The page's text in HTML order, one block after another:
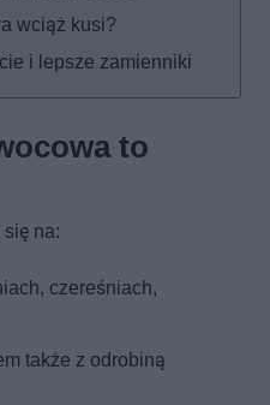
wciąż kusi?
i lepsze zamienniki
to
na:
czereśniach,
także z odrobiną